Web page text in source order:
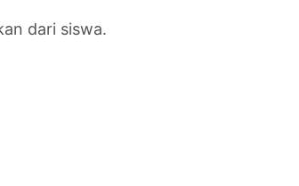
dari siswa.